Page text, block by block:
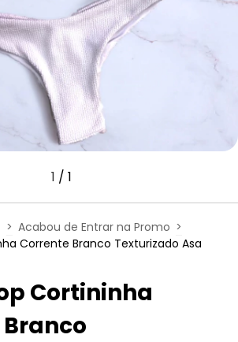
1 / 1
> Acabou de Entrar na Promo >
Corrente Branco Texturizado Asa
Cortininha